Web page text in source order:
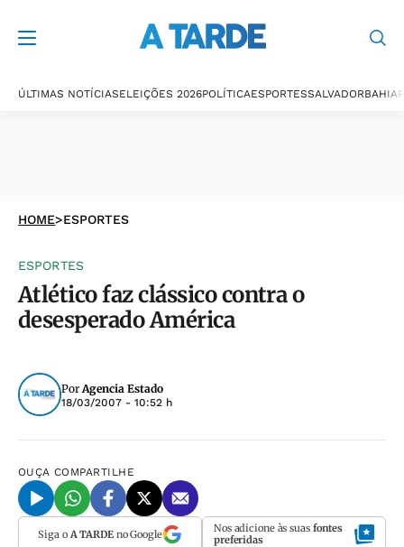
ÚLTIMAS NOTÍCIASELEIÇÕES 2026POLÍTICAESPORTESSALVADORBAHIA
HOME>ESPORTES
ESPORTES
Atlético faz clássico contra o
desesperado América
PorAgencia Estado
18/03/2007 - 10:52 h
OUÇA COMPARTILHE
Siga o A TARDEno Google Nos adicione às suas fontes
preferidas